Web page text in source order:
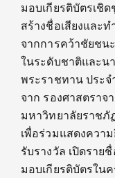
มอบเกียรติบัตรเชิ
สร้างชื่อเสียงและ
จากการคว้าชัยชน
ในระดับชาติและน
พระราชทาน ประจ
จาก รองศาสตราจ
มหาวิทยาลัยราชภั
เพื่อร่วมแสดงควา
รับรางวัล เปิดราย
มอบเกียรติบัตรใน